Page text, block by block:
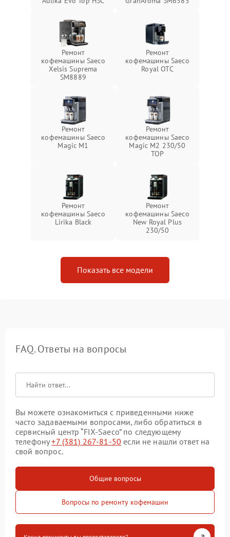
Ремонт
кофемашины Saeco
Xelsis Suprema
SM8889
Ремонт
кофемашины Saeco
Royal OTC
Ремонт
кофемашины Saeco
Magic M1
Ремонт
кофемашины Saeco
Magic M2 230/50
TOP
Ремонт
кофемашины Saeco
Lirika Black
Ремонт
кофемашины Saeco
New Royal Plus
230/50
Показать все модели
FAQ. Ответы на вопросы
Вы можете ознакомиться с приведенными ниже
часто задаваемыми вопросами, либо обратиться в
сервисный центр “FIX-Saeco” по следующему
телефону+7 (381) 267-81-50 если не нашли ответ на
свой вопрос.
Общие вопросы
Вопросы по ремонту кофемашин